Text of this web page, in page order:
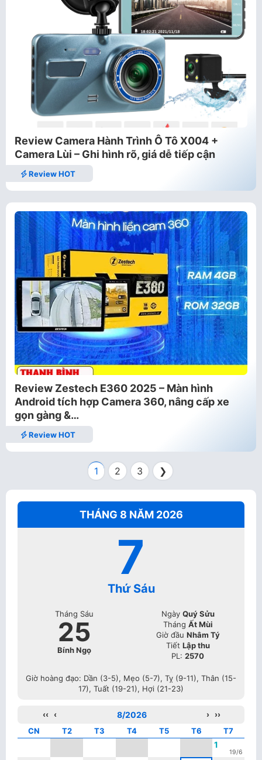
Review Camera Hành Trình Ô Tô X004 +
Camera Lùi – Ghi hình rõ, giá dễ tiếp cận
Review HOT
Review Zestech E360 2025 – Màn hình
Android tích hợp Camera 360, nâng cấp xe
gọn gàng &…
Review HOT
1 2 3 ❯
THÁNG 8 NĂM 2026
7
Thứ Sáu
Tháng Sáu
25
Bính Ngọ
Ngày Quý Sửu
Tháng Ất Mùi
Giờ đầu Nhâm Tý
Tiết Lập thu
PL: 2570
Giờ hoàng đạo: Dần (3-5), Mẹo (5-7), Tỵ (9-11), Thân (15-
17), Tuất (19-21), Hợi (21-23)
‹‹ ‹ 8/2026 ›
››
CN
T2 T3 T4 T5 T6 T7
1
19/6